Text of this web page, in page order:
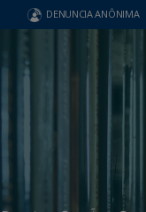
DENUNCIA ANÔNIMA